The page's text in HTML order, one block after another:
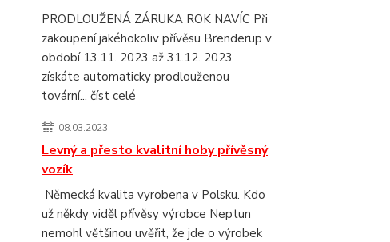
PRODLOUŽENÁ ZÁRUKA ROK NAVÍC Při
zakoupení jakéhokoliv přívěsu Brenderup v
období 13.11. 2023 až 31.12. 2023
získáte automaticky prodlouženou
tovární... číst celé
08.03.2023
Levný a přesto kvalitní hoby přívěsný
vozík
Německá kvalita vyrobena v Polsku. Kdo
už někdy viděl přívěsy výrobce Neptun
nemohl většinou uvěřit, že jde o výrobek